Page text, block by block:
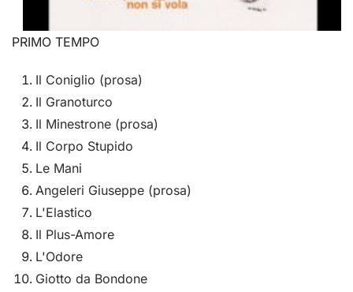
PRIMO TEMPO
Il Coniglio (prosa)
Il Granoturco
Il Minestrone (prosa)
Il Corpo Stupido
Le Mani
Angeleri Giuseppe (prosa)
L'Elastico
Il Plus-Amore
L'Odore
Giotto da Bondone